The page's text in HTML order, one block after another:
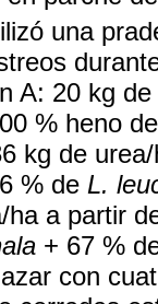
una
A: 20 kg
% heno
kg de
% de L.
a partir
+ 67 %
con